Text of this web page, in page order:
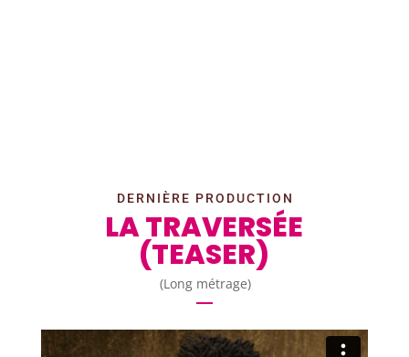
DERNIÈRE PRODUCTION
LA TRAVERSÉE
(TEASER)
(Long métrage)